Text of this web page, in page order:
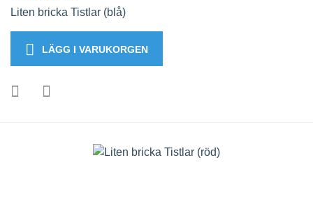
Liten bricka Tistlar (blå)
LÄGG I VARUKORGEN